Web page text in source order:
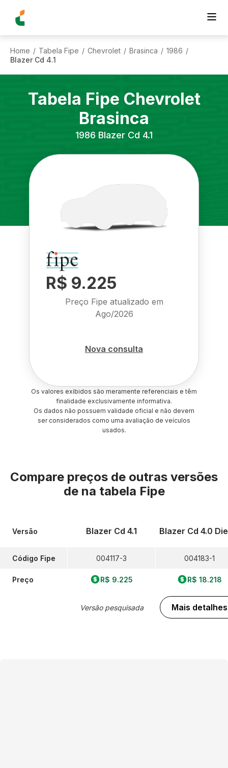
Home / Tabela Fipe / Chevrolet / Brasinca / 1986 /
Blazer Cd 4.1
Tabela Fipe Chevrolet
Brasinca
1986 Blazer Cd 4.1
R$ 9.225
Preço Fipe atualizado em
Ago/2026
Nova consulta
Os valores exibidos são meramente referenciais e têm
finalidade exclusivamente informativa.
Os dados não possuem validade oficial e não devem
ser considerados como uma avaliação de veículos
usados.
Compare preços de outras versões
de na tabela Fipe
Versão
Código Fipe
Preço
Blazer Cd 4.1
004117-3
R$ 9.225
Versão pesquisada
Blazer Cd 4.0
004183-1
R$ 18.218
Mais detalhes